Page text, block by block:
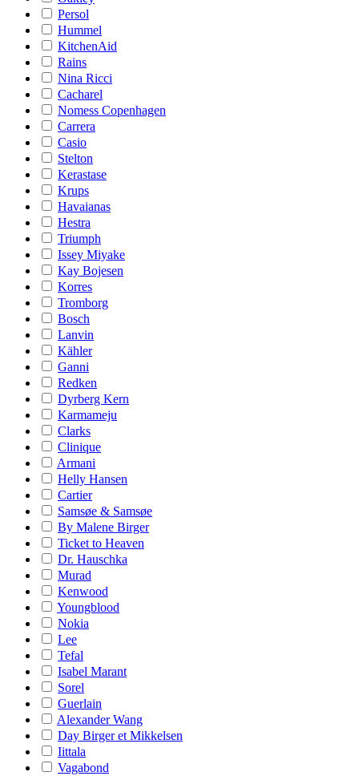
Persol
Hummel
KitchenAid
Rains
Nina Ricci
Cacharel
Nomess Copenhagen
Carrera
Casio
Stelton
Kerastase
Krups
Havaianas
Hestra
Triumph
Issey Miyake
Kay Bojesen
Korres
Tromborg
Bosch
Lanvin
Kähler
Ganni
Redken
Dyrberg Kern
Karmameju
Clarks
Clinique
Armani
Helly Hansen
Cartier
Samsøe & Samsøe
By Malene Birger
Ticket to Heaven
Dr. Hauschka
Murad
Kenwood
Youngblood
Nokia
Lee
Tefal
Isabel Marant
Sorel
Guerlain
Alexander Wang
Day Birger et Mikkelsen
Iittala
Vagabond